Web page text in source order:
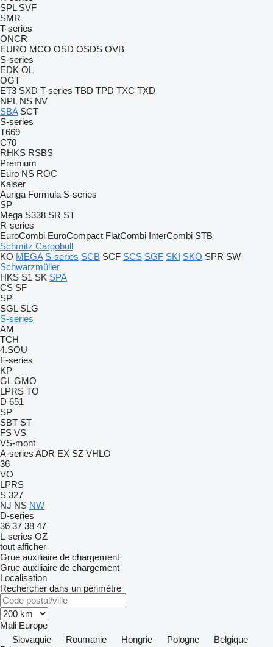
SPL SVF
SMR
T-series
ONCR
EURO MCO OSD OSDS OVB
S-series
EDK OL
OGT
ET3 SXD T-series TBD TPD TXC TXD
NPL NS NV
SBA SCT
S-series
T669
C70
RHKS RSBS
Premium
Euro NS ROC
Kaiser
Auriga Formula S-series
SP
Mega S338 SR ST
R-series
EuroCombi EuroCompact FlatCombi InterCombi STB
Schmitz Cargobull
KO MEGA S-series SCB SCF SCS SGF SKI SKO SPR SW
Schwarzmüller
HKS S1 SK SPA
CS SF
SP
SGL SLG
S-series
AM
TCH
4.SOU
F-series
KP
GL GMO
LPRS TO
D 651
SP
SBT ST
FS VS
VS-mont
A-series ADR EX SZ VHLO
36
VO
LPRS
S 327
NJ NS NW
D-series
36 37 38 47
L-series OZ
tout afficher
Grue auxiliaire de chargement
Grue auxiliaire de chargement
Localisation
Rechercher dans un périmètre
Mali Europe
Slovaquie
Roumanie Hongrie Pologne
Belgique